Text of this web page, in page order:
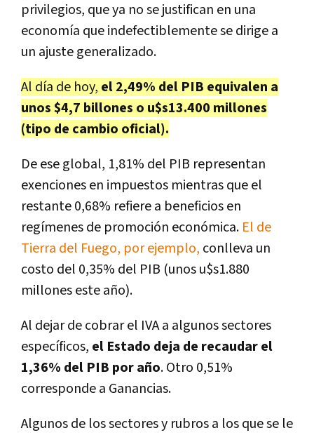
privilegios, que ya no se justifican en una
economía que indefectiblemente se dirige a
un ajuste generalizado.
Al día de hoy, el 2,49% del PIB equivalen a
unos $4,7 billones o u$s13.400 millones
(tipo de cambio oficial).
De ese global, 1,81% del PIB representan
exenciones en impuestos mientras que el
restante 0,68% refiere a beneficios en
regímenes de promoción económica. El de
Tierra del Fuego, por ejemplo, conlleva un
costo del 0,35% del PIB (unos u$s1.880
millones este año).
Al dejar de cobrar el IVA a algunos sectores
específicos, el Estado deja de recaudar el
1,36% del PIB por año. Otro 0,51%
corresponde a Ganancias.
Algunos de los sectores y rubros a los que se le